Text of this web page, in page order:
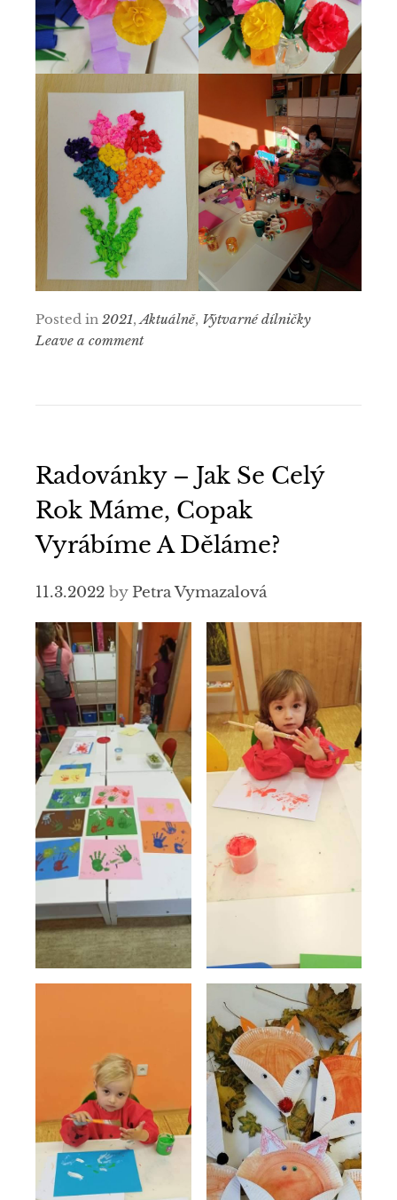
Posted in 2021,Aktuálně, Výtvarné dílničky
Leave a comment
Radovánky – Jak Se Celý
Rok Máme, Copak
Vyrábíme A Děláme?
11.3.2022 byPetra Vymazalová